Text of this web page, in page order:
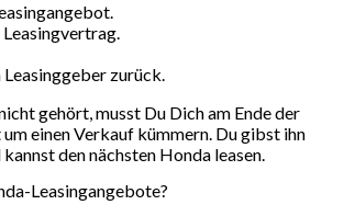
zurück.
gehört, musst Du Dich am Ende der
einen Verkauf kümmern. Du gibst ihn
den nächsten Honda leasen.
Leasingangebote?